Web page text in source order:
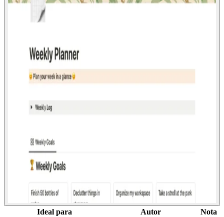
Ideal para Autor
Nota